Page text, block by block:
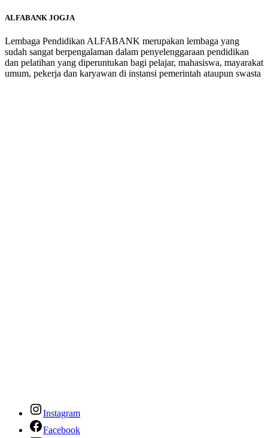
ALFABANK JOGJA
Lembaga Pendidikan ALFABANK merupakan lembaga yang
sudah sangat berpengalaman dalam penyelenggaraan pendidikan
dan pelatihan yang diperuntukan bagi pelajar, mahasiswa, mayarakat
umum, pekerja dan karyawan di instansi pemerintah ataupun swasta
Instagram
Facebook